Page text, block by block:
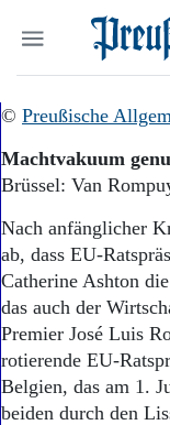
Suchen und
© Preußische
Machtvakuum
Brüssel: Van
Nach anfänglicher
ab, dass EU-
Catherine Ashton
das auch der
Premier José Luis
rotierende EU-
Belgien, das am 1.
beiden durch den